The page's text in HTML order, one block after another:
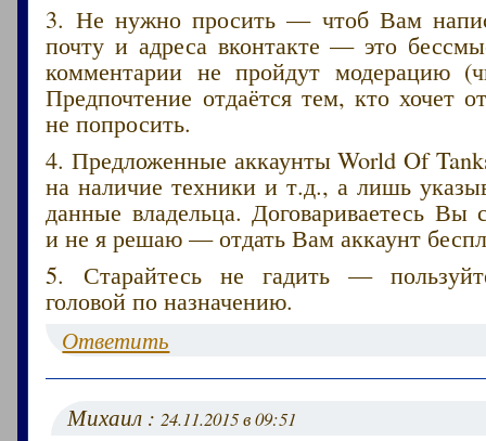
3. Не нужно просить — чтоб Вам
почту и адреса вконтакте — это
комментарии не пройдут модерацию
Предпочтение отдаётся тем, кто хочет
не попросить.
4. Предложенные аккаунты World Of
на наличие техники и т.д., а лишь
данные владельца. Договариваетесь Вы
и не я решаю — отдать Вам аккаунт
5. Старайтесь не гадить —
головой по назначению.
Ответить
Михаил :24.11.2015 в 09:51